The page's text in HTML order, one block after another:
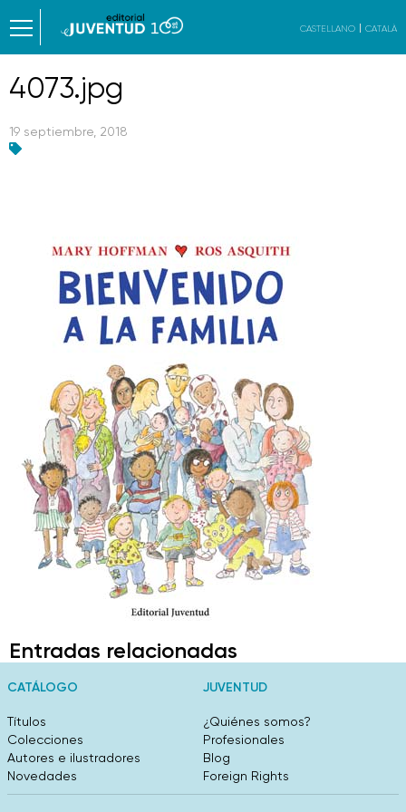
CASTELLANO CATALÀ
4073.jpg
19 septiembre, 2018
Entradas relacionadas
CATÁLOGO
Títulos
Colecciones
Autores e ilustradores
Novedades
JUVENTUD
¿Quiénes somos?
Profesionales
Blog
Foreign Rights